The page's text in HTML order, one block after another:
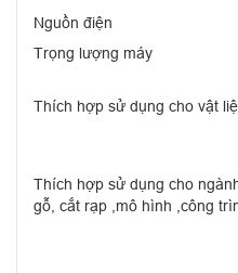
Nguồn điện
Trọng lượng máy
Thích hợp sử dụng cho vật
Thích hợp sử dụng cho
gỗ, cắt rạp ,mô hình ,công